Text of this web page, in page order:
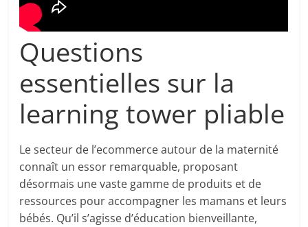
Questions
essentielles sur la
learning tower pliable
Le secteur de l’ecommerce autour de la maternité
connaît un essor remarquable, proposant
désormais une vaste gamme de produits et de
ressources pour accompagner les mamans et leurs
bébés. Qu’il s’agisse d’éducation bienveillante,